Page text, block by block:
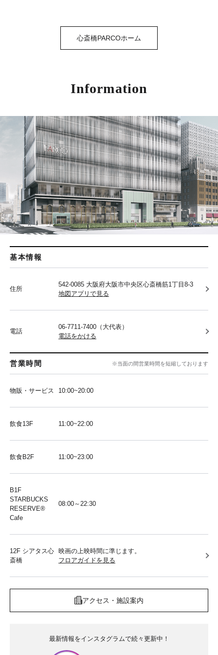
心斎橋PARCOホーム
Information
基本情報
住所
542-0085 大阪府大阪市中央区心斎橋筋1丁目8-3
地図アプリで見る
電話
06-7711-7400（大代表）
電話をかける
営業時間 ※当面の間営業時間を短縮しております
物販・サービス 10:00~20:00
飲食13F 11:00~22:00
飲食B2F 11:00~23:00
B1F
STARBUCKS
RESERVE®︎
Cafe
08:00～22:30
12F シアタス心
斎橋
映画の上映時間に準じます。
フロアガイドを見る
アクセス・施設案内
最新情報をインスタグラムで続々更新中！